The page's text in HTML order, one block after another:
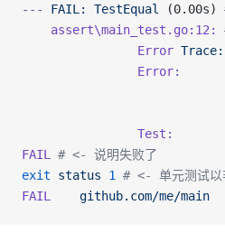
---
FAIL: TestEqual (0.00s)
    assert\main_test.go:12:
                Error
Trace:
                Error:
                Test:
FAIL
# <- 说明失败了
exit status 1
# <- 单元测试以
FAIL
    github.com/me/main